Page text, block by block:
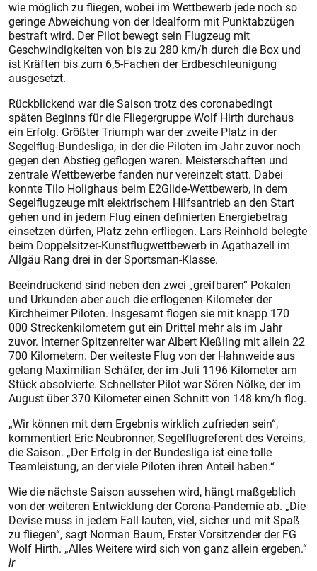
wie möglich zu fliegen, wobei im Wettbewerb jede noch so
geringe Abweichung von der Idealform mit Punktabzügen
bestraft wird. Der Pilot bewegt sein Flugzeug mit
Geschwindigkeiten von bis zu 280 km/h durch die Box und
ist Kräften bis zum 6,5-Fachen der Erdbeschleunigung
ausgesetzt.
Rückblickend war die Saison trotz des coronabedingt
späten Beginns für die Fliegergruppe Wolf Hirth durchaus
ein Erfolg. Größter Triumph war der zweite Platz in der
Segelflug-Bundesliga, in der die Piloten im Jahr zuvor noch
gegen den Abstieg geflogen waren. Meisterschaften und
zentrale Wettbewerbe fanden nur vereinzelt statt. Dabei
konnte Tilo Holighaus beim E2Glide-Wettbewerb, in dem
Segelflugzeuge mit elektrischem Hilfsantrieb an den Start
gehen und in jedem Flug einen definierten Energiebetrag
einsetzen dürfen, Platz zehn erfliegen. Lars Reinhold belegte
beim Doppelsitzer-Kunstflugwettbewerb in Agathazell im
Allgäu Rang drei in der Sportsman-Klasse.
Beeindruckend sind neben den zwei „greifbaren“ Pokalen
und Urkunden aber auch die erflogenen Kilometer der
Kirchheimer Piloten. Insgesamt flogen sie mit knapp 170
000 Streckenkilometern gut ein Drittel mehr als im Jahr
zuvor. Interner Spitzenreiter war Albert Kießling mit allein 22
700 Kilometern. Der weiteste Flug von der Hahnweide aus
gelang Maximilian Schäfer, der im Juli 1196 Kilometer am
Stück absolvierte. Schnellster Pilot war Sören Nölke, der im
August über 370 Kilometer einen Schnitt von 148 km/h flog.
„Wir können mit dem Ergebnis wirklich zufrieden sein“,
kommentiert Eric Neubronner, Segelflugreferent des Vereins,
die Saison. „Der Erfolg in der Bundesliga ist eine tolle
Teamleistung, an der viele Piloten ihren Anteil haben.“
Wie die nächste Saison aussehen wird, hängt maßgeblich
von der weiteren Entwicklung der Corona-Pandemie ab. „Die
Devise muss in jedem Fall lauten, viel, sicher und mit Spaß
zu fliegen“, sagt Norman Baum, Erster Vorsitzender der FG
Wolf Hirth. „Alles Weitere wird sich von ganz allein ergeben.“
lr